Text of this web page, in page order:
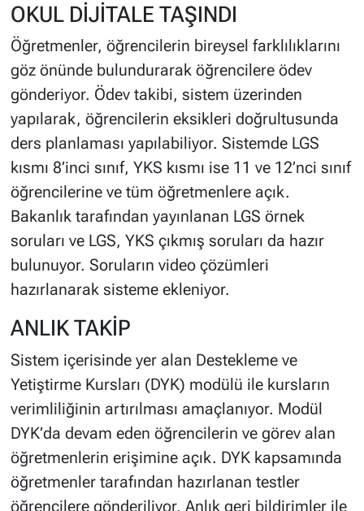
OKUL DİJİTALE TAŞINDI
Öğretmenler, öğrencilerin bireysel farklılıklarını
göz önünde bulundurarak öğrencilere ödev
gönderiyor. Ödev takibi, sistem üzerinden
yapılarak, öğrencilerin eksikleri doğrultusunda
ders planlaması yapılabiliyor. Sistemde LGS
kısmı 8’inci sınıf, YKS kısmı ise 11 ve 12’nci sınıf
öğrencilerine ve tüm öğretmenlere açık.
Bakanlık tarafından yayınlanan LGS örnek
soruları ve LGS, YKS çıkmış soruları da hazır
bulunuyor. Soruların video çözümleri
hazırlanarak sisteme ekleniyor.
ANLIK TAKİP
Sistem içerisinde yer alan Destekleme ve
Yetiştirme Kursları (DYK) modülü ile kursların
verimliliğinin artırılması amaçlanıyor. Modül
DYK’da devam eden öğrencilerin ve görev alan
öğretmenlerin erişimine açık. DYK kapsamında
öğretmenler tarafından hazırlanan testler
öğrencilere gönderiliyor. Anlık geri bildirimler ile